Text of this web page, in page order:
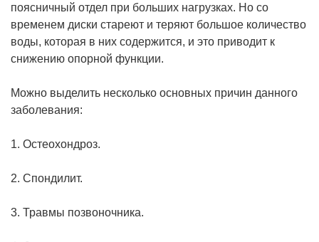
поясничный отдел при больших нагрузках. Но со
временем диски стареют и теряют большое количество
воды, которая в них содержится, и это приводит к
снижению опорной функции.
Можно выделить несколько основных причин данного
заболевания:
1. Остеохондроз.
2. Спондилит.
3. Травмы позвоночника.